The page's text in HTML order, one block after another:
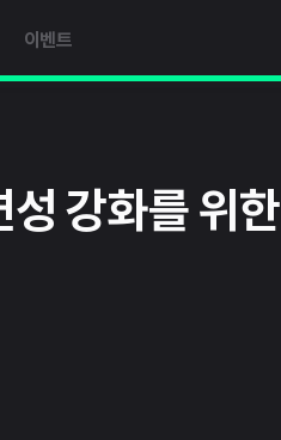
이벤트
강화를 위한